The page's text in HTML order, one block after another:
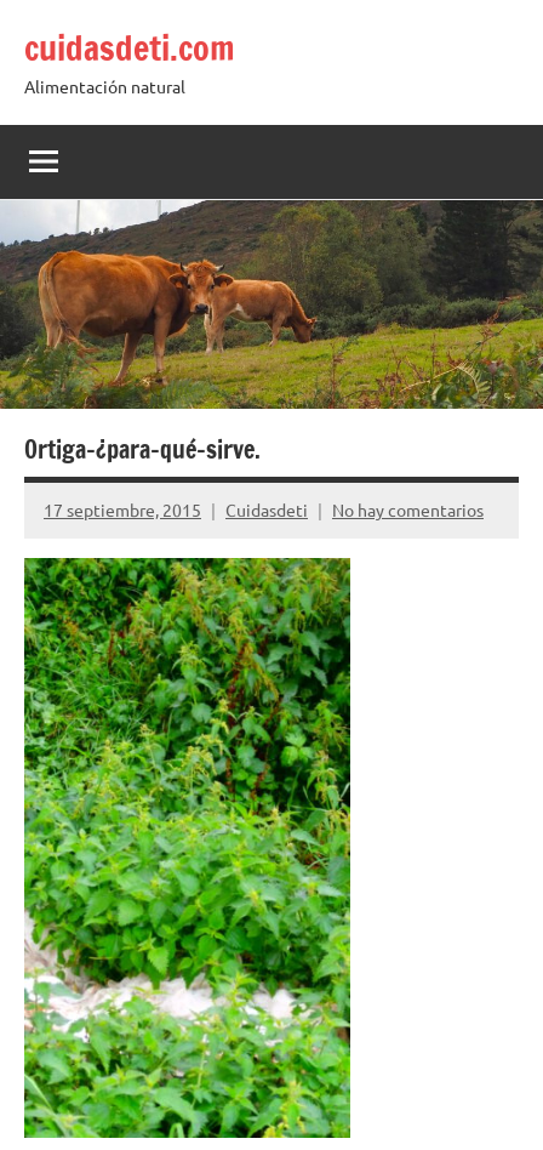
contenido
cuidasdeti.com
Alimentación natural
Ortiga-¿para-qué-sirve.
17 septiembre, 2015 Cuidasdeti No hay comentarios